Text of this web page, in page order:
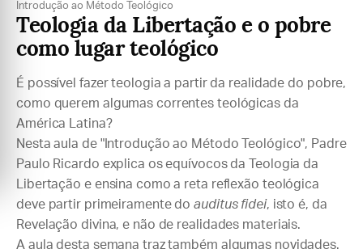
Introdução ao Método Teológico
Teologia da Libertação e o pobre
como lugar teológico
É possível fazer teologia a partir da realidade do pobre,
como querem algumas correntes teológicas da
América Latina?
Nesta aula de "Introdução ao Método Teológico", Padre
Paulo Ricardo explica os equívocos da Teologia da
Libertação e ensina como a reta reflexão teológica
deve partir primeiramente doauditus fidei, isto é, da
Revelação divina, e não de realidades materiais.
A aula desta semana traz também algumas novidades.